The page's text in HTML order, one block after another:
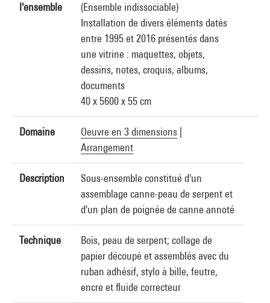
l'ensemble
(Ensemble indissociable)
Installation de divers éléments datés
entre 1995 et 2016 présentés dans
une vitrine : maquettes, objets,
dessins, notes, croquis, albums,
documents
40 x 5600 x 55 cm
Domaine Oeuvre en 3 dimensions
Arrangement
Description
Sous-ensemble constitué d'un
assemblage canne-peau de serpent et
d'un plan de poignée de canne annoté
Technique
Bois, peau de serpent; collage de
papier découpé et assemblés avec du
ruban adhésif, stylo à bille, feutre,
encre et fluide correcteur